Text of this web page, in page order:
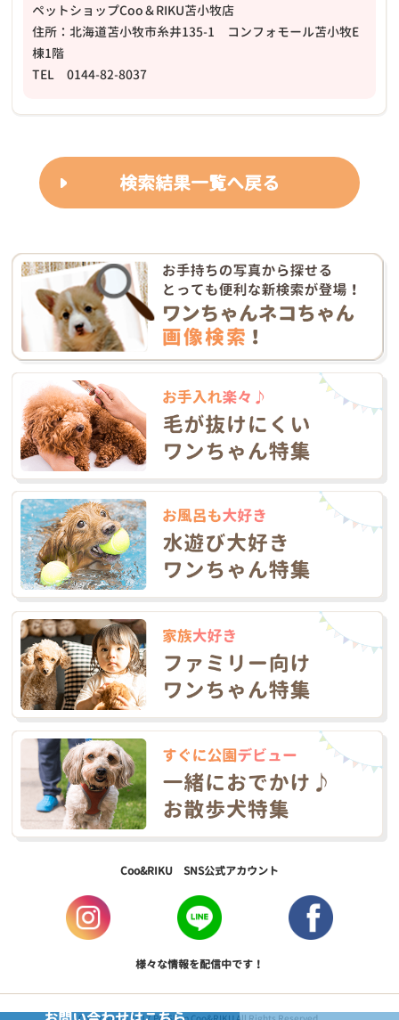
ペットショップCoo＆RIKU苫小牧店
住所：北海道苫小牧市糸井135-1 コンフォモール苫小牧E
棟1階
TEL 0144-82-8037
検索結果一覧へ戻る
Coo&RIKU SNS公式アカウント
様々な情報を配信中です！